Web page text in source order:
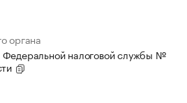
органа
налоговой службы №